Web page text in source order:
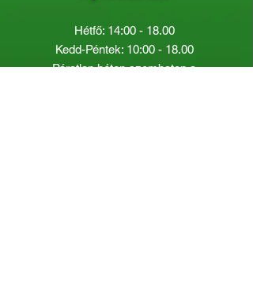
Hétfő: 14:00 - 18.00
Kedd-Péntek: 10:00 - 18.00
Páratlan héten szombaton a